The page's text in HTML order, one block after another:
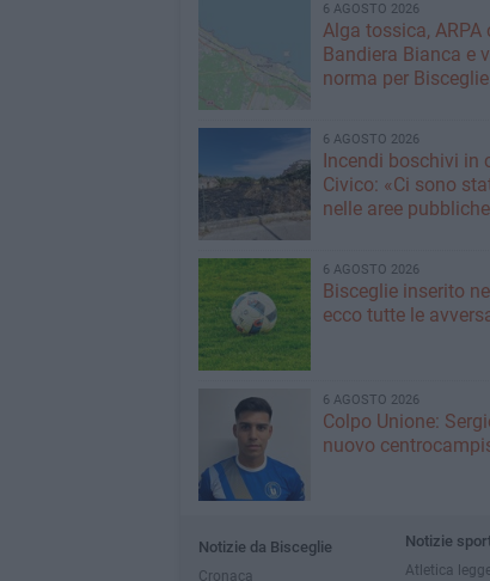
6 AGOSTO 2026
Alga tossica, ARPA
Bandiera Bianca e
norma per Bisceglie
6 AGOSTO 2026
Incendi boschivi in
Civico: «Ci sono
nelle aree
6 AGOSTO 2026
Bisceglie inserito
ecco tutte le
6 AGOSTO 2026
Colpo Unione:
nuovo
Notizie da Bisceglie
Cronaca
Notizie
Atletica